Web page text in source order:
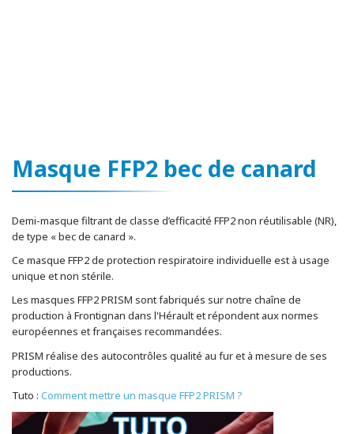
Masque FFP2 bec de canard
Demi-masque filtrant de classe d’efficacité FFP2 non réutilisable (NR),
de type « bec de canard ».
Ce masque FFP2 de protection respiratoire individuelle est à usage
unique et non stérile.
Les masques FFP2 PRISM sont fabriqués sur notre chaîne de
production à Frontignan dans l'Hérault et répondent aux normes
européennes et françaises recommandées.
PRISM réalise des autocontrôles qualité au fur et à mesure de ses
productions.
Tuto : Comment mettre un masque FFP2 PRISM ?